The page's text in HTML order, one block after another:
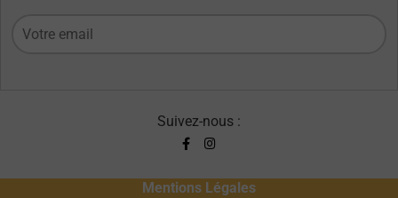
Suivez-nous :
Mentions Légales